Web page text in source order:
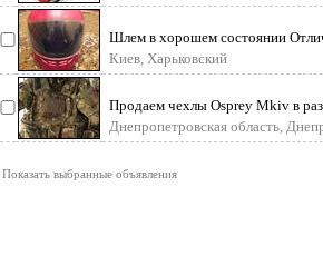
Шлем в хорошем состоянии
55/56
Киев, Харьковский
Продаем чехлы Osprey Mkiv в
Днепропетровская область,
Показать выбранные объявления